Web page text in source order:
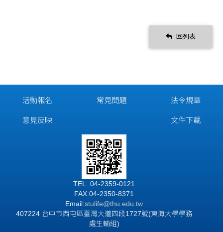
回列表
活動報名
意見反映
常見問題 法令規章
文件下載
TEL: 04-2359-0121
FAX:04-2350-8371
Email:stulife@thu.edu.tw
407224 台中市西屯區臺灣大道四段1727號(東海大學學務
處生輔組)